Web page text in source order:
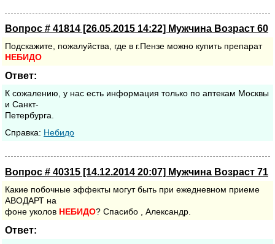
Вопрос # 41814 [26.05.2015 14:22] Мужчина Возраст 60
Подскажите, пожалуйства, где в г.Пензе можно купить препарат
НЕБИДО
Ответ:
К сожалению, у нас есть информация только по аптекам Москвы
и Санкт-
Петербурга.
Cправка: Небидо
Вопрос # 40315 [14.12.2014 20:07] Мужчина Возраст 71
Какие побочные эффекты могут быть при ежедневном приеме
АВОДАРТ на
фоне уколов НЕБИДО? Спасибо , Александр.
Ответ: